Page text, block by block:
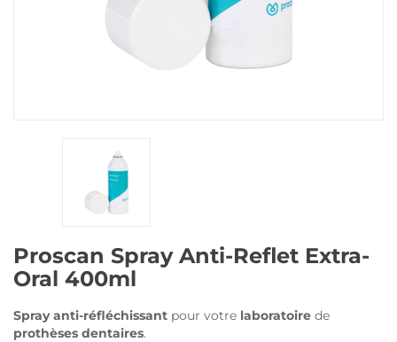
Proscan Spray Anti-Reflet Extra-
Oral 400ml
Spray anti-réfléchissant pour votre laboratoire de
prothèses dentaires.